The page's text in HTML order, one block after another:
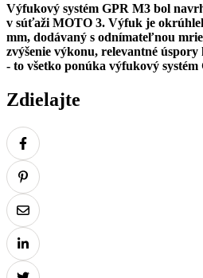
Výfukový systém GPR M3 bol
v súťaži MOTO 3. Výfuk je
mm, dodávaný s odnímateľnou
zvýšenie výkonu, relevantné
- to všetko ponúka výfukový systém
Zdielajte